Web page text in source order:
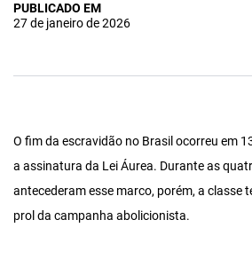
PUBLICADO EM
27 de janeiro de 2026
O fim da escravidão no Brasil ocorreu em
a assinatura da Lei Áurea. Durante as
antecederam esse marco, porém, a classe
prol da campanha abolicionista.